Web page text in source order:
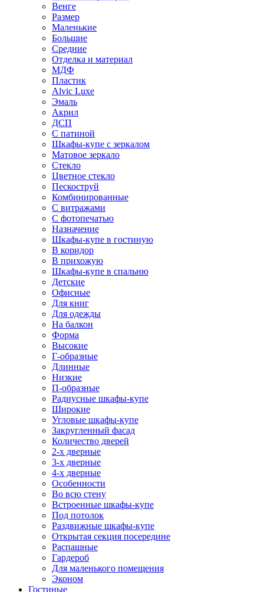
Венге
Размер
Маленькие
Большие
Средние
Отделка и материал
МДФ
Пластик
Alvic Luxe
Эмаль
Акрил
ДСП
С патиной
Шкафы-купе с зеркалом
Матовое зеркало
Стекло
Цветное стекло
Пескоструй
Комбинированные
С витражами
С фотопечатью
Назначение
Шкафы-купе в гостиную
В коридор
В прихожую
Шкафы-купе в спальню
Детские
Офисные
Для книг
Для одежды
На балкон
Форма
Высокие
Г-образные
Длинные
Низкие
П-образные
Радиусные шкафы-купе
Широкие
Угловые шкафы-купе
Закругленный фасад
Количество дверей
2-х дверные
3-х дверные
4-х дверные
Особенности
Во всю стену
Встроенные шкафы-купе
Под потолок
Раздвижные шкафы-купе
Открытая секция посередине
Распашные
Гардероб
Для маленького помещения
Эконом
Гостиные